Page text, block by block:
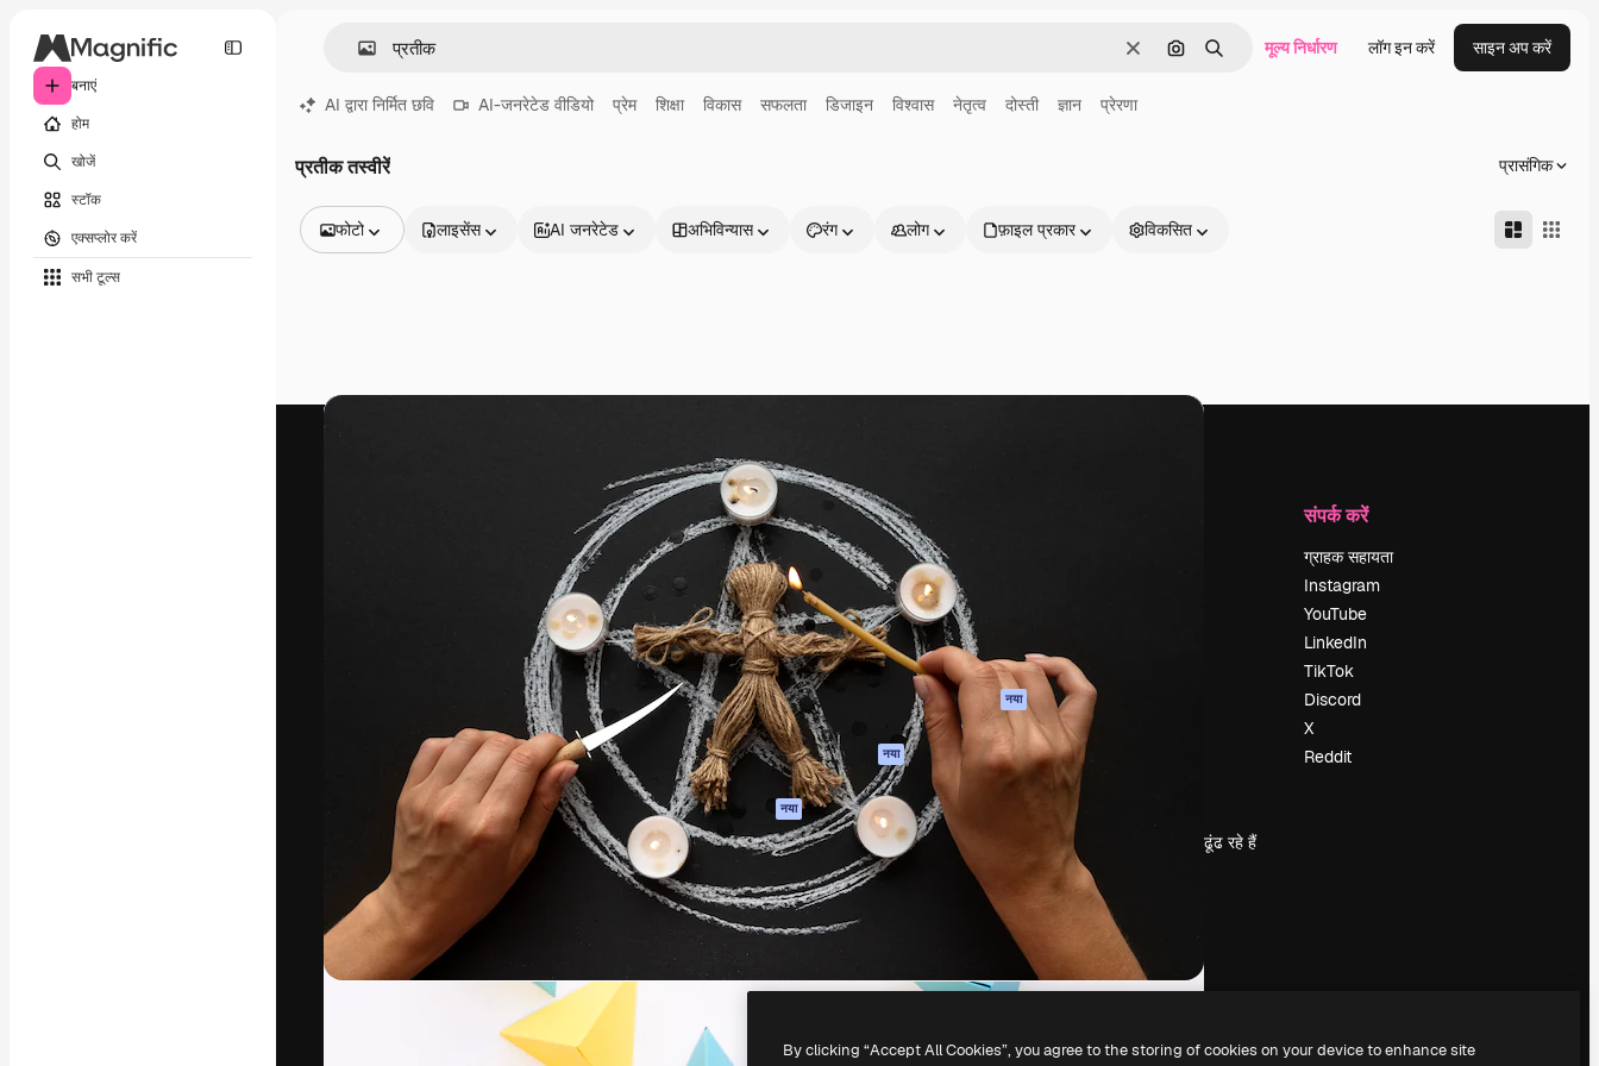
बनाएं
होम
खोजें
स्टॉक
एक्सप्लोर करें
सभी टूल्‍स
साफ़ इमेज से खोजें
खोजें मूल्य निर्धारण लॉग इन करें साइन अप करें
AI द्वारा निर्मित छवि AI-जनरेटेड वीडियो प्रेम शिक्षा विकास सफलता डिजाइन विश्वास नेतृत्व दोस्ती ज्ञान प्रेरणा
प्रतीक तस्वीरें प्रासंगिक
फोटो
वीडियो
फ़ुटेज
मोशन ग्राफ़िक्स
लाइसेंस AI जनरेटेड अभिविन्यास रंग लोग फ़ाइल प्रकार विकसित
अपने बेहतरीन काम को बनाने के लिए क्रिएटिव प्लेटफॉर्म।
क्रिएटिव, एंटरप्राइजेज, एजेंसियों और स्टूडियो में 1
मिलियन से ज़्यादा सब्सक्राइबर।
प्रोडक्ट्स
Spaces
AI सहायक
एआई इमेज जेनरेटर
AI वीडियो जनरेटर
एआई वॉयस जनरेटर
स्टॉक सामग्री
MCP
Claude/ChatGPT
के लिए
नया
नया
API
सभी फ्रीपिक उपकरण
Academy
दस्तावेज़ीकरण
सहायता
उपयोग की शर्तें
गोपनीयता नीति
ओरिजिनल्स
नया
कुकीज़ नीति
ट्रस्ट सेंटर
एफिलिएट्स
बिज़नेस
magnific.ai ढूंढ रहे हैं
संपर्क करें
ग्राहक सहायता
Instagram
YouTube
LinkedIn
TikTok
Discord
X
Reddit
Copyright © 2010- Freepik Company S.L.U.
By clicking “Accept All Cookies”, you agree to the storing of cookies on your device to enhance site